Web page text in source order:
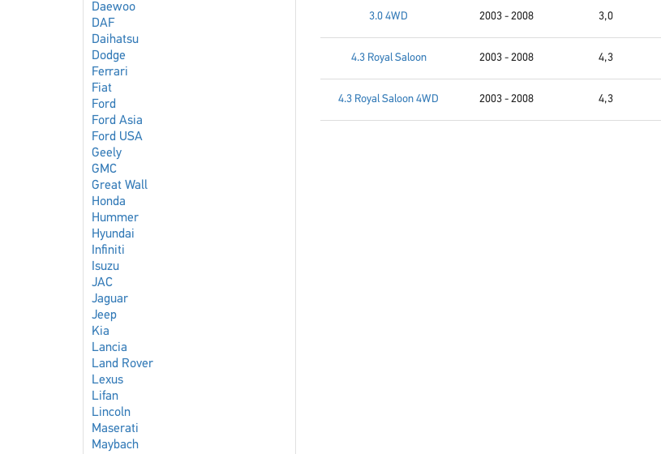
Daewoo
DAF
Daihatsu
Dodge
Ferrari
Fiat
Ford
Ford Asia
Ford USA
Geely
GMC
Great Wall
Honda
Hummer
Hyundai
Infiniti
Isuzu
JAC
Jaguar
Jeep
Kia
Lancia
Land Rover
Lexus
Lifan
Lincoln
Maserati
Maybach
3.0 4WD 2003 - 2008 3,0
4.3 Royal Saloon 2003 - 2008 4,3
4.3 Royal Saloon 4WD 2003 - 2008 4,3